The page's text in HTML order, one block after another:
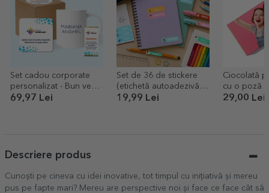
Set cadou corporate
personalizat - Bun venit
în echipă
69,97 Lei
Set de 36 de stickere
(etichetă autoadezivă)
personalizate pentru
19,99 Lei
Ciocolată
cu o poză
text
29,00 Lei
Descriere produs
Cunoști pe cineva cu idei inovative, tot timpul cu inițiativă și mereu
pus pe fapte mari? Mereu are perspective noi și face ce face cât să